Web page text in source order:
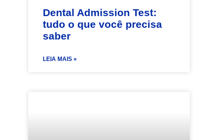
Dental Admission Test:
tudo o que você precisa
saber
LEIA MAIS »